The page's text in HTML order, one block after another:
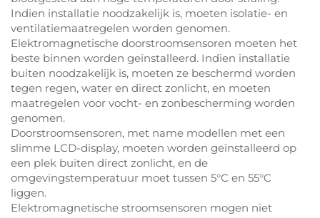
Indien installatie noodzakelijk is, moeten isolatie- en
ventilatiemaatregelen worden genomen.
Elektromagnetische doorstroomsensoren moeten het
beste binnen worden geïnstalleerd. Indien installatie
buiten noodzakelijk is, moeten ze beschermd worden
tegen regen, water en direct zonlicht, en moeten
maatregelen voor vocht- en zonbescherming worden
genomen.
Doorstroomsensoren, met name modellen met een
slimme LCD-display, moeten worden geïnstalleerd op
een plek buiten direct zonlicht, en de
omgevingstemperatuur moet tussen 5°C en 55°C
liggen.
Elektromagnetische stroomsensoren mogen niet